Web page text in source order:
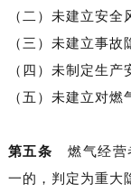
（二）未建立安全
（三）未建立事故
（四）未制定生产
（五）未建立对
第五条 燃气经营
一的，判定为重大